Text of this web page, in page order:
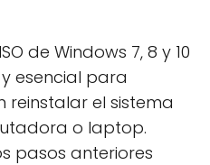
de Windows 7, 8 y 10
esencial para
reinstalar el sistema
o laptop.
pasos anteriores